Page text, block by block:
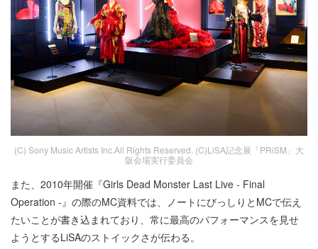
(C) Sony Music Artists Inc.All Rights Reserved. (C)LiSA記念展「PRiSM」大
阪会場実行委員会
また、2010年開催『Girls Dead Monster Last Live - Final
Operation -』の際のMC資料では、ノートにびっしりとMCで伝え
たいことが書き込まれており、常に最高のパフォーマンスを見せ
ようとするLiSAのストイックさが伝わる。